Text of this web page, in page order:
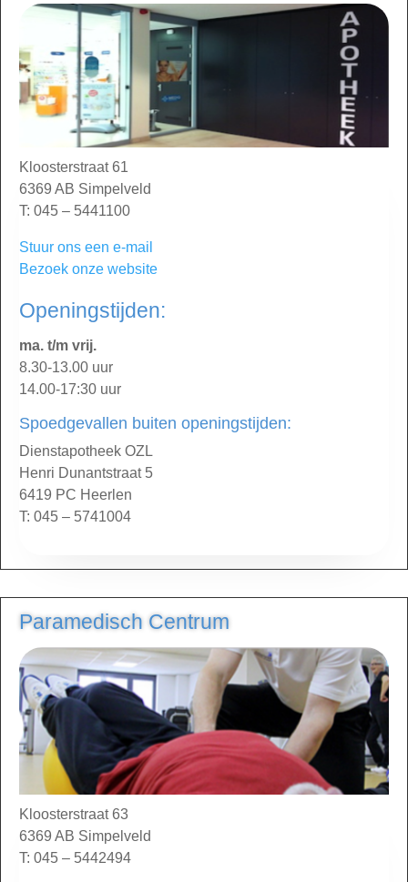
Kloosterstraat 61
6369 AB Simpelveld
T: 045 – 5441100
Stuur ons een e-mail
Bezoek onze website
Openingstijden:
ma. t/m vrij.
8.30-13.00 uur
14.00-17:30 uur
Spoedgevallen buiten openingstijden:
Dienstapotheek OZL
Henri Dunantstraat 5
6419 PC Heerlen
T: 045 – 5741004
Paramedisch Centrum
Kloosterstraat 63
6369 AB Simpelveld
T: 045 – 5442494